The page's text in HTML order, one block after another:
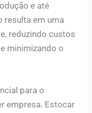
e até
resulta em uma
reduzindo custos
minimizando o
para o
empresa. Estocar